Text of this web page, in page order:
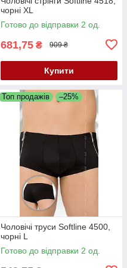
чорні XL
Готово до відправки 2 од.
681,75 ₴ 909 ₴
Купити
Топ продажів –25%
Чоловічі труси Softline 4500,
чорні L
Готово до відправки 2 од.